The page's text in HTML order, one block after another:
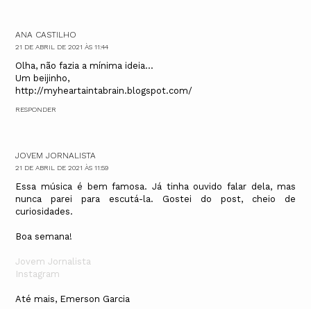
ANA CASTILHO
21 DE ABRIL DE 2021 ÀS 11:44
Olha, não fazia a mínima ideia...
Um beijinho,
http://myheartaintabrain.blogspot.com/
RESPONDER
JOVEM JORNALISTA
21 DE ABRIL DE 2021 ÀS 11:59
Essa música é bem famosa. Já tinha ouvido falar dela, mas
nunca parei para escutá-la. Gostei do post, cheio de
curiosidades.
Boa semana!
Jovem Jornalista
Instagram
Até mais, Emerson Garcia